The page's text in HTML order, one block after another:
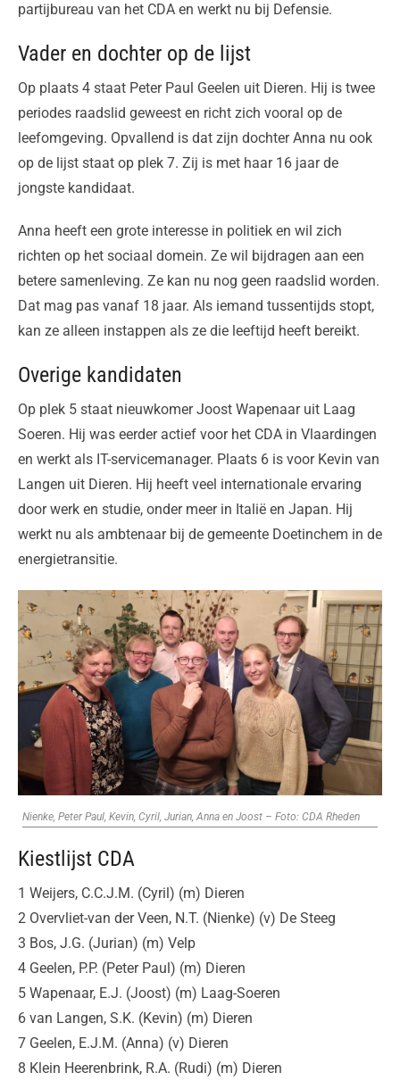
partijbureau van het CDA en werkt nu bij Defensie.
Vader en dochter op de lijst
Op plaats 4 staat Peter Paul Geelen uit Dieren. Hij is twee
periodes raadslid geweest en richt zich vooral op de
leefomgeving. Opvallend is dat zijn dochter Anna nu ook
op de lijst staat op plek 7. Zij is met haar 16 jaar de
jongste kandidaat.
Anna heeft een grote interesse in politiek en wil zich
richten op het sociaal domein. Ze wil bijdragen aan een
betere samenleving. Ze kan nu nog geen raadslid worden.
Dat mag pas vanaf 18 jaar. Als iemand tussentijds stopt,
kan ze alleen instappen als ze die leeftijd heeft bereikt.
Overige kandidaten
Op plek 5 staat nieuwkomer Joost Wapenaar uit Laag
Soeren. Hij was eerder actief voor het CDA in Vlaardingen
en werkt als IT-servicemanager. Plaats 6 is voor Kevin van
Langen uit Dieren. Hij heeft veel internationale ervaring
door werk en studie, onder meer in Italië en Japan. Hij
werkt nu als ambtenaar bij de gemeente Doetinchem in de
energietransitie.
Nienke, Peter Paul, Kevin, Cyril, Jurian, Anna en Joost – Foto: CDA Rheden
Kiestlijst CDA
1 Weijers, C.C.J.M. (Cyril) (m) Dieren
2 Overvliet-van der Veen, N.T. (Nienke) (v) De Steeg
3 Bos, J.G. (Jurian) (m) Velp
4 Geelen, P.P. (Peter Paul) (m) Dieren
5 Wapenaar, E.J. (Joost) (m) Laag-Soeren
6 van Langen, S.K. (Kevin) (m) Dieren
7 Geelen, E.J.M. (Anna) (v) Dieren
8 Klein Heerenbrink, R.A. (Rudi) (m) Dieren